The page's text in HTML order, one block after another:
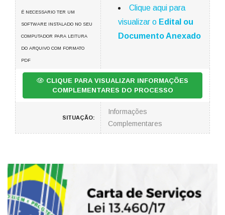
É NECESSARIO TER UM
SOFTWARE INSTALADO NO SEU
COMPUTADOR PARA LEITURA
DO ARQUIVO COM FORMATO
PDF
Clique aqui para
visualizar o Edital ou
Documento Anexado
CLIQUE PARA VISUALIZAR INFORMAÇÕES
COMPLEMENTARES DO PROCESSO
SITUAÇÃO:
Informações
Complementares